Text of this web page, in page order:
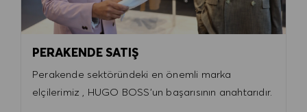
PERAKENDE SATIŞ
Perakende sektöründeki en önemli marka
elçilerimiz , HUGO BOSS'un başarısının anahtarıdır.